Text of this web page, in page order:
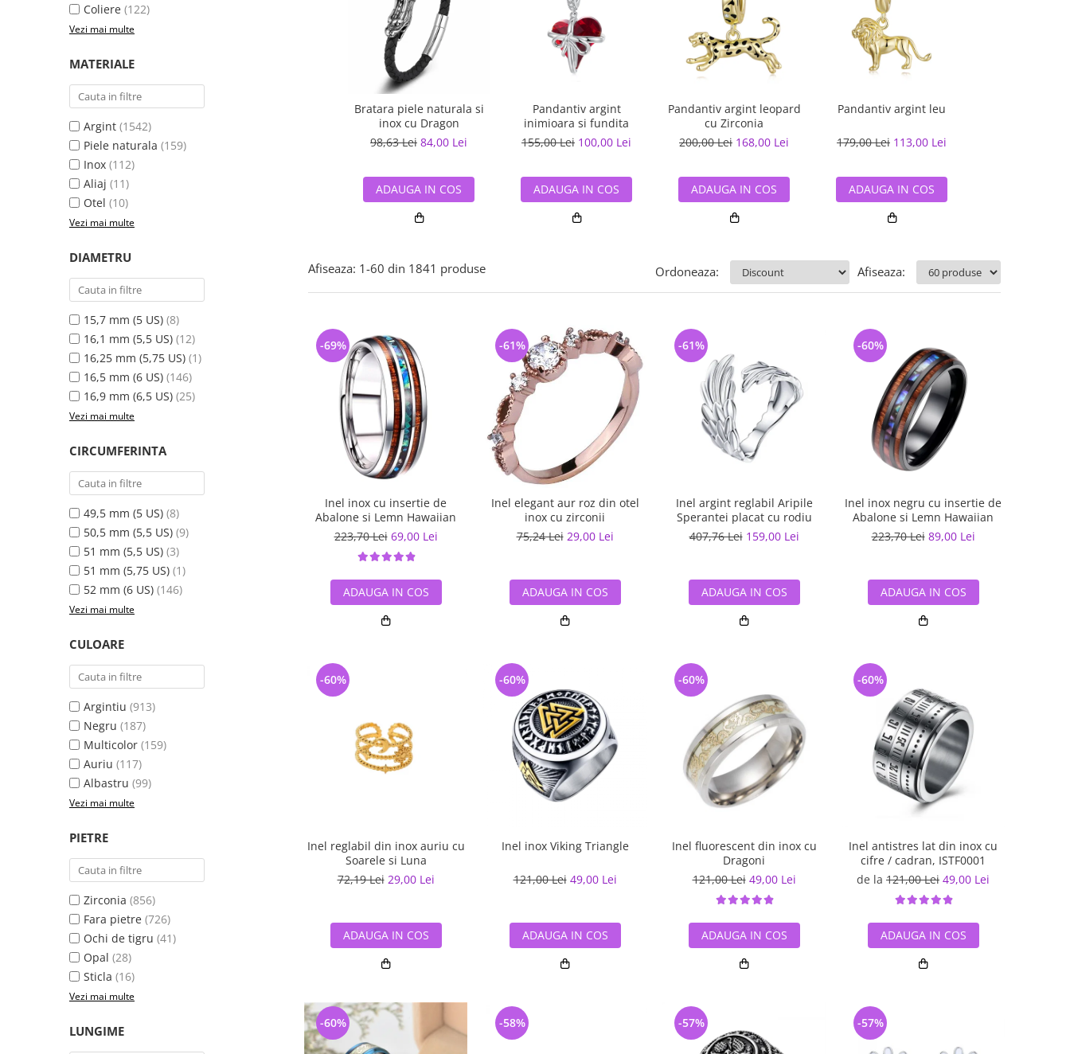
semipretioase
Bijuterii argint cu diverse
Bijuterii argint cu murano
Bijuterii de Lux
Bijuterii Handmade
Bijuterii fantezie
Casete si cutii de bijuterii
Bijuterii tungsten
Accesorii Piele
Solutii si lavete de curatare
Coliere (122)
Vezi mai multe
MATERIALE
Argint (1542)
Piele naturala (159)
Inox (112)
Aliaj (11)
Otel (10)
Vezi mai multe
DIAMETRU
15,7 mm (5 US) (8)
16,1 mm (5,5 US) (12)
16,25 mm (5,75 US) (1)
16,5 mm (6 US) (146)
16,9 mm (6,5 US) (25)
Vezi mai multe
CIRCUMFERINTA
49,5 mm (5 US) (8)
50,5 mm (5,5 US) (9)
51 mm (5,5 US) (3)
51 mm (5,75 US) (1)
52 mm (6 US) (146)
Vezi mai multe
CULOARE
Argintiu (913)
Negru (187)
Multicolor (159)
Auriu (117)
Albastru (99)
Vezi mai multe
PIETRE
Zirconia (856)
Fara pietre (726)
Ochi de tigru (41)
Opal (28)
Sticla (16)
Vezi mai multe
LUNGIME
Bratara piele naturala si
inox cu Dragon
98,63 Lei 84,00 Lei
ADAUGA IN COS
Pandantiv argint
inimioara si fundita
155,00 Lei 100,00 Lei
ADAUGA IN COS
Pandantiv argint leopard
cu Zirconia
200,00 Lei 168,00 Lei
ADAUGA IN COS
Pandantiv argint leu
179,00 Lei 113,00 Lei
ADAUGA IN COS
Afiseaza: 1-60 din 1841 produse Afiseaza:
Ordoneaza:
Inel inox cu insertie de
Abalone si Lemn Hawaiian
223,70 Lei 69,00 Lei
-69%
ADAUGA IN COS
Inel elegant aur roz din otel
inox cu zirconii
75,24 Lei 29,00 Lei
-61%
ADAUGA IN COS
Inel argint reglabil Aripile
Sperantei placat cu rodiu
407,76 Lei 159,00 Lei
-61%
ADAUGA IN COS
Inel inox negru cu insertie de
Abalone si Lemn Hawaiian
223,70 Lei 89,00 Lei
-60%
ADAUGA IN COS
Inel reglabil din inox auriu cu
Soarele si Luna
72,19 Lei 29,00 Lei
-60%
ADAUGA IN COS
Inel inox Viking Triangle
121,00 Lei 49,00 Lei
-60%
ADAUGA IN COS
Inel fluorescent din inox cu
Dragoni
121,00 Lei 49,00 Lei
-60%
ADAUGA IN COS
Inel antistres lat din inox cu
cifre / cadran, ISTF0001
de la 121,00 Lei 49,00 Lei
-60%
ADAUGA IN COS
-60% -58% -57% -57%